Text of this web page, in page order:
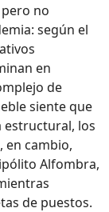
no
según el
en
de
siente que
estructural, los
en cambio,
Alfombra,
de puestos.